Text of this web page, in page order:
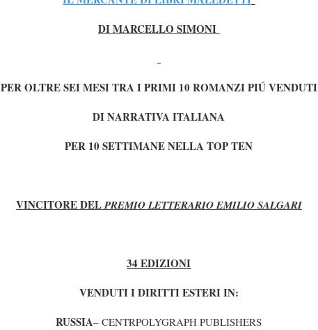
DI MARCELLO SIMONI
PER OLTRE SEI MESI TRA I PRIMI 10 ROMANZI PIÚ VENDUTI
DI NARRATIVA ITALIANA
PER 10 SETTIMANE NELLA TOP TEN
VINCITORE DELPREMIO LETTERARIO EMILIO SALGARI
34 EDIZIONI
VENDUTI I DIRITTI ESTERI IN:
RUSSIA– CENTRPOLYGRAPH PUBLISHERS